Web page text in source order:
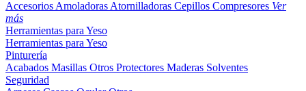
Accesorios Amoladoras Atornilladoras Cepillos Compresores Ver
más
Herramientas para Yeso
Herramientas para Yeso
Pinturería
Acabados Masillas Otros Protectores Maderas Solventes
Seguridad